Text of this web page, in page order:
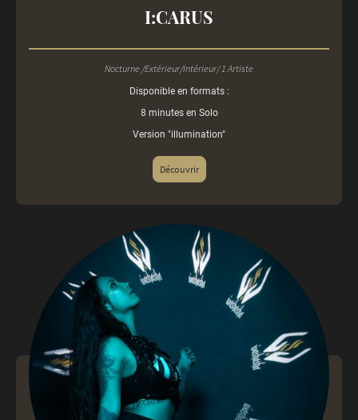
I:CARUS
Nocturne /Extérieur/Intérieur/ 1 Artiste
Disponible en formats :
8 minutes en Solo
Version "illumination"
Découvrir